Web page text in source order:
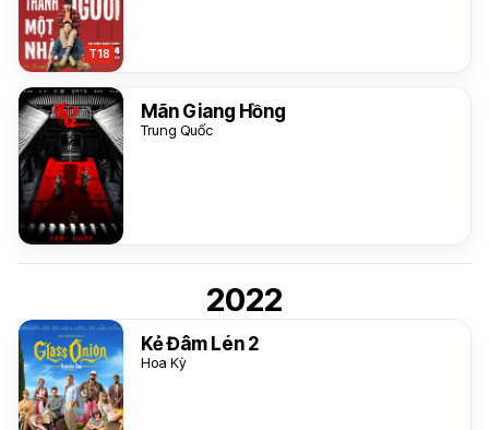
T18
Mãn Giang Hồng
Trung Quốc
2022
Kẻ Đâm Lén 2
Hoa Kỳ